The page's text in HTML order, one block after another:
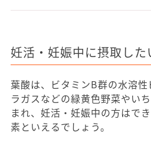
妊活・妊娠中に摂取した
葉酸は、ビタミンB群の水溶
ラガスなどの緑黄色野菜やい
まれ、妊活・妊娠中の方はで
素といえるでしょう。